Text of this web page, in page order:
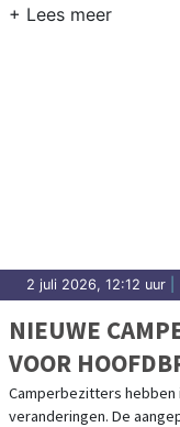
2 juli 2026, 12:12 uur
NIEUWE
VOOR
Camperbezitters hebben
veranderingen. De